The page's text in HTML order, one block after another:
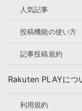
人気記事
投稿機能の使い方
記事投稿規約
Rakuten PLAYにつ
利用規約